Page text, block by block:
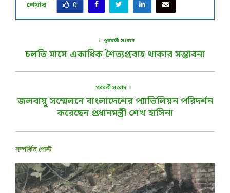
শেয়ার 0
পূর্ববর্তী সংবাদ
চলতি মাসে একাধিক শৈত্যপ্রবাহ থাকার সম্ভাবনা
পরবর্তী সংবাদ
জলবায়ু সম্মেলনে বাংলাদেশের প্যাভিলিয়ন পরিদর্শন
করেছেন প্রধানমন্ত্রী শেখ হাসিনা
সম্পর্কিত পোস্ট